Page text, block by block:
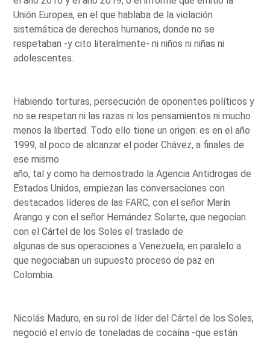
Unión Europea, en el que hablaba de la violación
sistemática de derechos humanos, donde no se
respetaban -y cito literalmente- ni niños ni niñas ni
adolescentes.
Habiendo torturas, persecución de oponentes políticos y
no se respetan ni las razas ni los pensamientos ni mucho
menos la libertad. Todo ello tiene un origen: es en el año
1999, al poco de alcanzar el poder Chávez, a finales de
ese mismo
año, tal y como ha demostrado la Agencia Antidrogas de
Estados Unidos, empiezan las conversaciones con
destacados líderes de las FARC, con el señor Marín
Arango y con el señor Hernández Solarte, que negocian
con el Cártel de los Soles el traslado de
algunas de sus operaciones a Venezuela, en paralelo a
que negociaban un supuesto proceso de paz en
Colombia.
Nicolás Maduro, en su rol de líder del Cártel de los Soles,
negoció el envío de toneladas de cocaína -que están